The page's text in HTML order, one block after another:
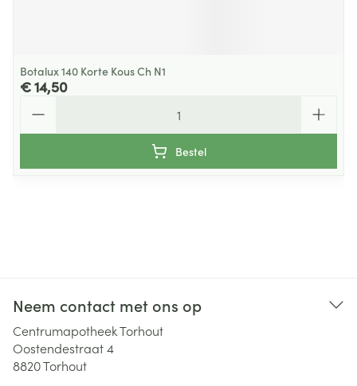
Botalux 140 Korte Kous Ch N1
€ 14,50
Bestel
Neem contact met ons op
Centrumapotheek Torhout
Oostendestraat 4
8820Torhout